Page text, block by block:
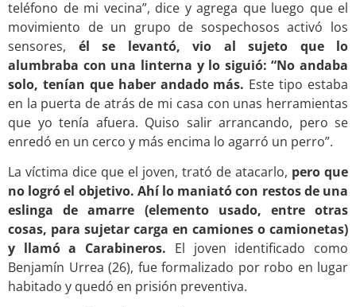
teléfono de mi vecina”, dice y agrega que luego que el
movimiento de un grupo de sospechosos activó los
sensores, él se levantó, vio al sujeto que lo
alumbraba con una linterna y lo siguió: “No andaba
solo, tenían que haber andado más. Este tipo estaba
en la puerta de atrás de mi casa con unas herramientas
que yo tenía afuera. Quiso salir arrancando, pero se
enredó en un cerco y más encima lo agarró un perro”.
La víctima dice que el joven, trató de atacarlo, pero que
no logró el objetivo. Ahí lo maniató con restos de una
eslinga de amarre (elemento usado, entre otras
cosas, para sujetar carga en camiones o camionetas)
y llamó a Carabineros. El joven identificado como
Benjamín Urrea (26), fue formalizado por robo en lugar
habitado y quedó en prisión preventiva.